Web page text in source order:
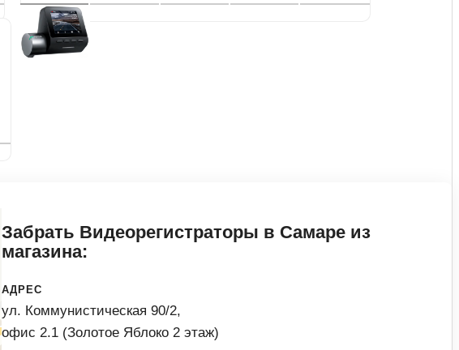
Забрать Видеорегистраторы в Самаре из
магазина:
АДРЕС
ул. Коммунистическая 90/2,
офис 2.1 (Золотое Яблоко 2 этаж)